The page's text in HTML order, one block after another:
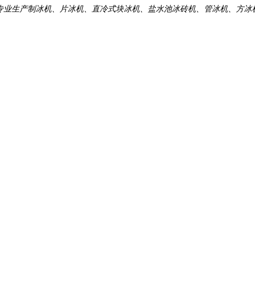
生产制冰机、片冰机、直冷式块冰机、盐水池冰砖机、管冰机、方冰